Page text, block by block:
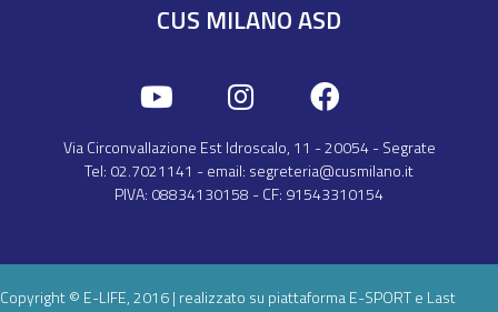
CUS MILANO ASD
Via Circonvallazione Est Idroscalo, 11 -20054-Segrate
Tel: 02.7021141‎ - email: segreteria@cusmilano.it
PIVA: 08834130158 - CF: 91543310154
Copyright © E-LIFE, 2016 | realizzato su piattaformaE-SPORTe Last